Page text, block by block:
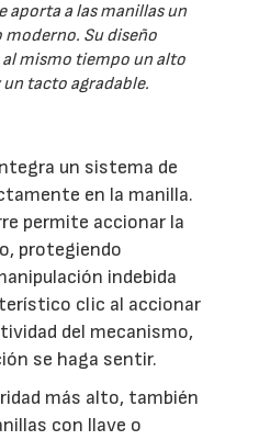
aporta a las manillas un
Su diseño
mismo tiempo un alto
tacto agradable.
un sistema de
en la manilla.
permite accionar la
protegiendo
indebida
clic al accionar
del mecanismo,
se haga sentir.
más alto, también
con llave o